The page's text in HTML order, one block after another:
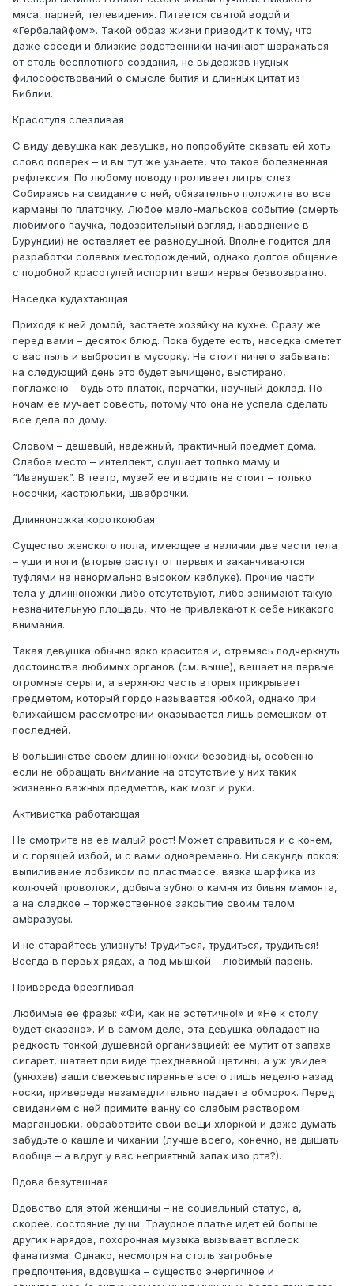
мяса, парней, телевидения. Питается святой водой и
«Гербалайфом». Такой образ жизни приводит к тому, что
даже соседи и близкие родственники начинают шарахаться
от столь бесплотного создания, не выдержав нудных
философствований о смысле бытия и длинных цитат из
Библии.
Красотуля слезливая
С виду девушка как девушка, но попробуйте сказать ей хоть
слово поперек – и вы тут же узнаете, что такое болезненная
рефлексия. По любому поводу проливает литры слез.
Собираясь на свидание с ней, обязательно положите во все
карманы по платочку. Любое мало-мальское событие (смерть
любимого паучка, подозрительный взгляд, наводнение в
Бурундии) не оставляет ее равнодушной. Вполне годится для
разработки солевых месторождений, однако долгое общение
с подобной красотулей испортит ваши нервы безвозвратно.
Наседка кудахтающая
Приходя к ней домой, застаете хозяйку на кухне. Сразу же
перед вами – десяток блюд. Пока будете есть, наседка сметет
с вас пыль и выбросит в мусорку. Не стоит ничего забывать:
на следующий день это будет вычищено, выстирано,
поглажено – будь это платок, перчатки, научный доклад. По
ночам ее мучает совесть, потому что она не успела сделать
все дела по дому.
Словом – дешевый, надежный, практичный предмет дома.
Слабое место – интеллект, слушает только маму и
“Иванушек”. В театр, музей ее и водить не стоит – только
носочки, кастрюльки, шваброчки.
Длинноножка короткоюбая
Существо женского пола, имеющее в наличии две части тела
– уши и ноги (вторые растут от первых и заканчиваются
туфлями на ненормально высоком каблуке). Прочие части
тела у длинноножки либо отсутствуют, либо занимают такую
незначительную площадь, что не привлекают к себе никакого
внимания.
Такая девушка обычно ярко красится и, стремясь подчеркнуть
достоинства любимых органов (см. выше), вешает на первые
огромные серьги, а верхнюю часть вторых прикрывает
предметом, который гордо называется юбкой, однако при
ближайшем рассмотрении оказывается лишь ремешком от
последней.
В большинстве своем длинноножки безобидны, особенно
если не обращать внимание на отсутствие у них таких
жизненно важных предметов, как мозг и руки.
Активистка работающая
Не смотрите на ее малый рост! Может справиться и с конем,
и с горящей избой, и с вами одновременно. Ни секунды покоя:
выпиливание лобзиком по пластмассе, вязка шарфика из
колючей проволоки, добыча зубного камня из бивня мамонта,
а на сладкое – торжественное закрытие своим телом
амбразуры.
И не старайтесь улизнуть! Трудиться, трудиться, трудиться!
Всегда в первых рядах, а под мышкой – любимый парень.
Привереда брезгливая
Любимые ее фразы: «Фи, как не эстетично!» и «Не к столу
будет сказано». И в самом деле, эта девушка обладает на
редкость тонкой душевной организацией: ее мутит от запаха
сигарет, шатает при виде трехдневной щетины, а уж увидев
(унюхав) ваши свежевыстиранные всего лишь неделю назад
носки, привереда незамедлительно падает в обморок. Перед
свиданием с ней примите ванну со слабым раствором
марганцовки, обработайте свои вещи хлоркой и даже думать
забудьте о кашле и чихании (лучше всего, конечно, не дышать
вообще – а вдруг у вас неприятный запах изо рта?).
Вдова безутешная
Вдовство для этой женщины – не социальный статус, а,
скорее, состояние души. Траурное платье идет ей больше
других нарядов, похоронная музыка вызывает всплеск
фанатизма. Однако, несмотря на столь загробные
предпочтения, вдовушка – существо энергичное и